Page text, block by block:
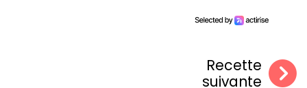
Recette
suivante